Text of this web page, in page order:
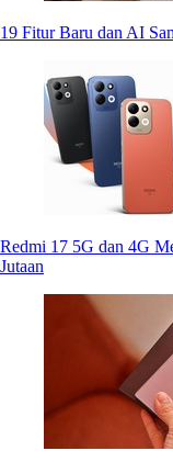
19 Fitur Baru dan AI
Redmi 17 5G dan 4G
Jutaan